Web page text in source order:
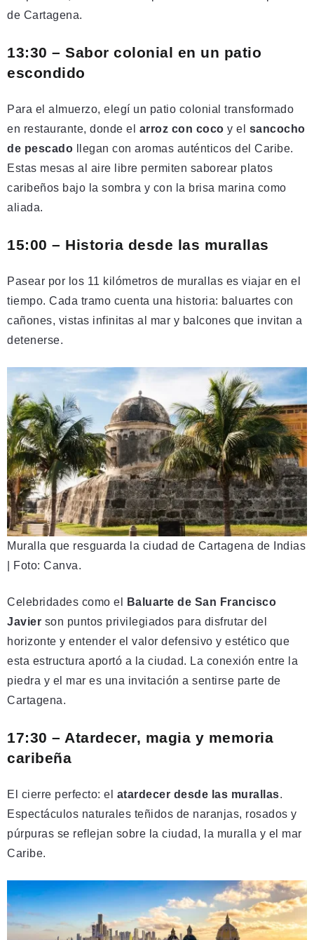
de Cartagena.
13:30 – Sabor colonial en un patio
escondido
Para el almuerzo, elegí un patio colonial transformado
en restaurante, donde el arroz con coco y el sancocho
de pescado llegan con aromas auténticos del Caribe.
Estas mesas al aire libre permiten saborear platos
caribeños bajo la sombra y con la brisa marina como
aliada.
15:00 – Historia desde las murallas
Pasear por los 11 kilómetros de murallas es viajar en el
tiempo. Cada tramo cuenta una historia: baluartes con
cañones, vistas infinitas al mar y balcones que invitan a
detenerse.
Muralla que resguarda la ciudad de Cartagena de Indias
| Foto: Canva.
Celebridades como el
Baluarte de San Francisco
Javier son puntos privilegiados para disfrutar del
horizonte y entender el valor defensivo y estético que
esta estructura aportó a la ciudad. La conexión entre la
piedra y el mar es una invitación a sentirse parte de
Cartagena.
17:30 – Atardecer, magia y memoria
caribeña
El cierre perfecto: el atardecer desde las murallas.
Espectáculos naturales teñidos de naranjas, rosados y
púrpuras se reflejan sobre la ciudad, la muralla y el mar
Caribe.